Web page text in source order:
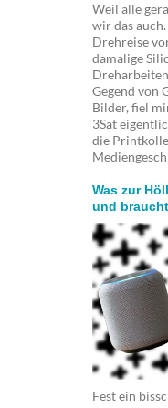
Weil alle
wir das
Drehreise
damalige
Gegend von
Bilder, fiel
3Sat
die
Was zur
und
Fest ein